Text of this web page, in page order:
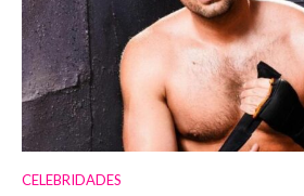
CELEBRIDADES